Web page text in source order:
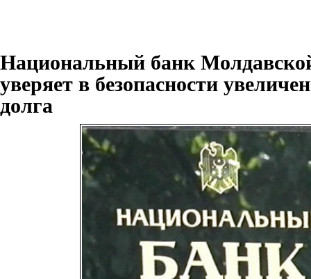
Национальный банк
уверяет в безопасности
долга